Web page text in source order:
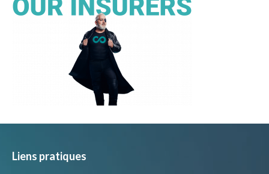
Liens pratiques